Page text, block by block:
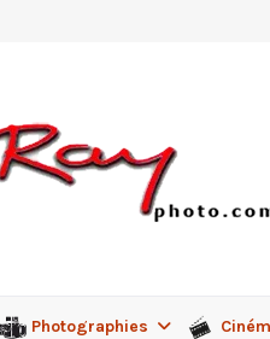
Photographies